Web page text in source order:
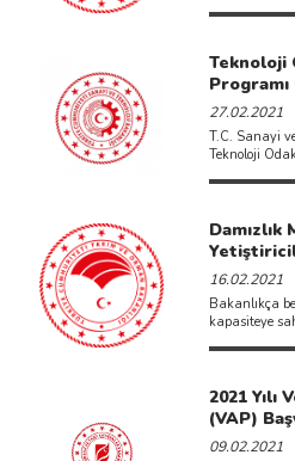
Teknoloji
2021
27.02.2021
T.C. Sanayi
Teknoloji
Damızlık
2021 Yılı
16.02.2021
Bakanlıkça
kapasiteye
2021 Yılı
(VAP)
09.02.2021